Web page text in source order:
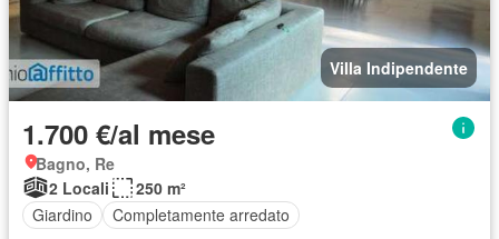
Villa Indipendente
1.700 €/al mese
Bagno, Re
2 Locali
250 m²
Giardino
Completamente arredato